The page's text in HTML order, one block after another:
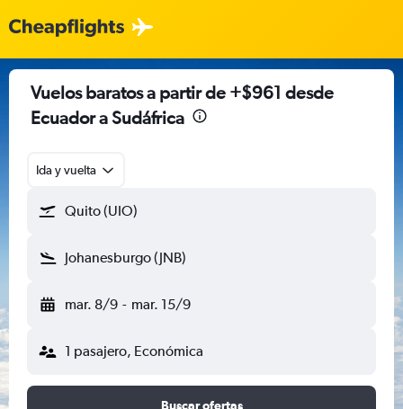
Vuelos baratos a partir de +$961 desde
Ecuador a Sudáfrica
Ida y vuelta
Quito (UIO)
Johanesburgo (JNB)
mar. 8/9 - mar. 15/9
1 pasajero, Económica
Buscar ofertas